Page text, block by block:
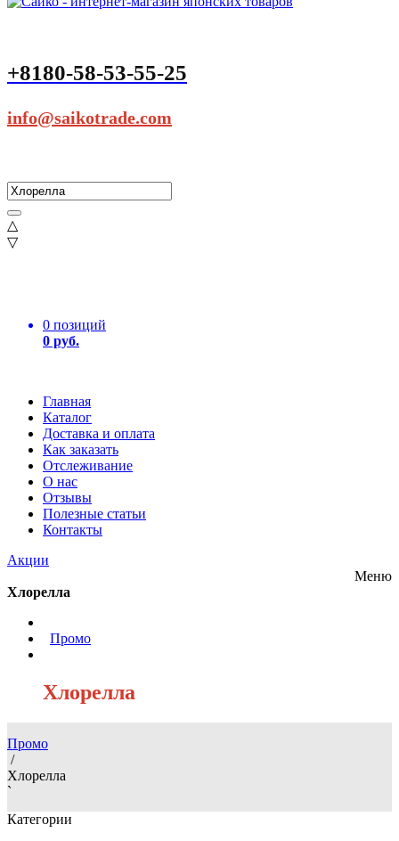
+8180-58-53-55-25
info@saikotrade.com
△
▽
0 позиций
0 руб.
Главная
Каталог
Доставка и оплата
Как заказать
Отслеживание
О нас
Отзывы
Полезные статьи
Контакты
Акции
Меню
Хлорелла
Промо
Хлорелла
Промо
/
Хлорелла
`
Категории